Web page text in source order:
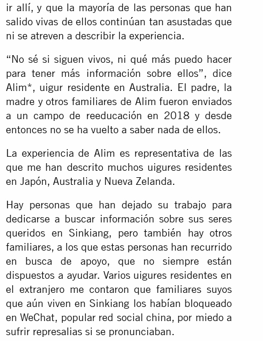
ir allí, y que la mayoría de las personas que han
salido vivas de ellos continúan tan asustadas que
ni se atreven a describir la experiencia.
“No sé si siguen vivos, ni qué más puedo hacer
para tener más información sobre ellos”, dice
Alim*, uigur residente en Australia. El padre, la
madre y otros familiares de Alim fueron enviados
a un campo de reeducación en 2018 y desde
entonces no se ha vuelto a saber nada de ellos.
La experiencia de Alim es representativa de las
que me han descrito muchos uigures residentes
en Japón, Australia y Nueva Zelanda.
Hay personas que han dejado su trabajo para
dedicarse a buscar información sobre sus seres
queridos en Sinkiang, pero también hay otros
familiares, a los que estas personas han recurrido
en busca de apoyo, que no siempre están
dispuestos a ayudar. Varios uigures residentes en
el extranjero me contaron que familiares suyos
que aún viven en Sinkiang los habían bloqueado
en WeChat, popular red social china, por miedo a
sufrir represalias si se pronunciaban.